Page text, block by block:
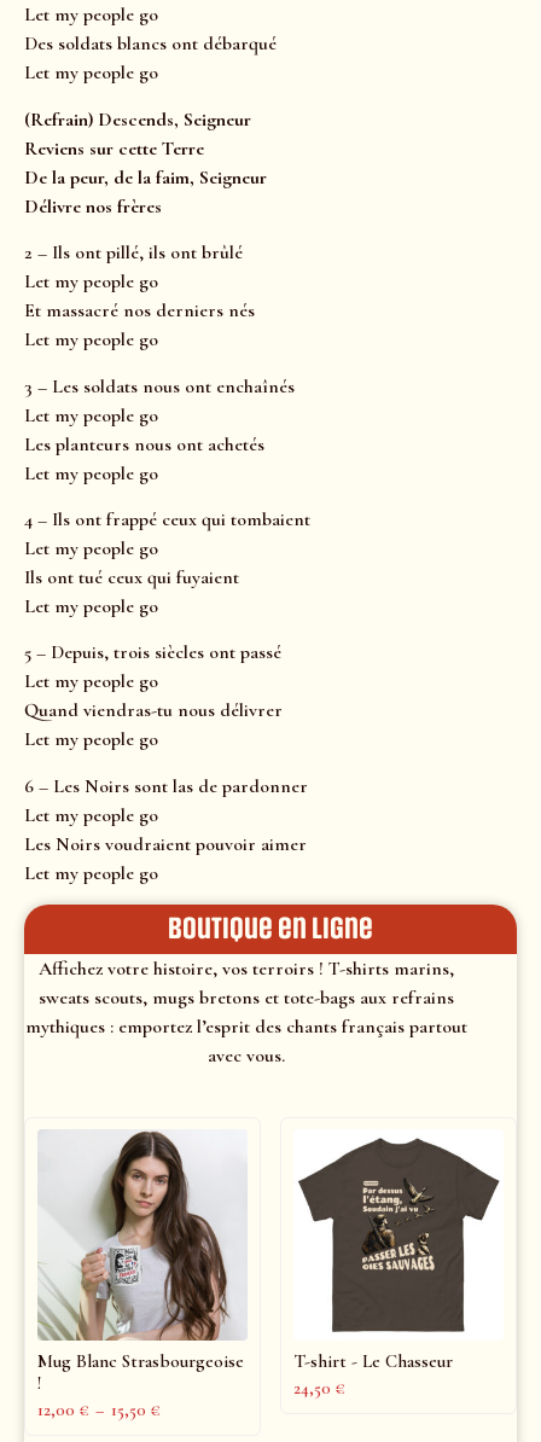
Let my people go
Des soldats blancs ont débarqué
Let my people go
(Refrain) Descends, Seigneur
Reviens sur cette Terre
De la peur, de la faim, Seigneur
Délivre nos frères
2 – Ils ont pillé, ils ont brûlé
Let my people go
Et massacré nos derniers nés
Let my people go
3 – Les soldats nous ont enchaînés
Let my people go
Les planteurs nous ont achetés
Let my people go
4 – Ils ont frappé ceux qui tombaient
Let my people go
Ils ont tué ceux qui fuyaient
Let my people go
5 – Depuis, trois siècles ont passé
Let my people go
Quand viendras-tu nous délivrer
Let my people go
6 – Les Noirs sont las de pardonner
Let my people go
Les Noirs voudraient pouvoir aimer
Let my people go
Boutique en ligne
Affichez votre histoire, vos terroirs ! T-shirts marins,
sweats scouts, mugs bretons et tote-bags aux refrains
mythiques : emportez l’esprit des chants français partout
avec vous.
Mug Blanc Strasbourgeoise
!
12,00 € – 15,50 €
T-shirt - Le Chasseur
24,50 €